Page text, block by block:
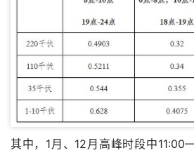
其中，1月、12月高峰时段中